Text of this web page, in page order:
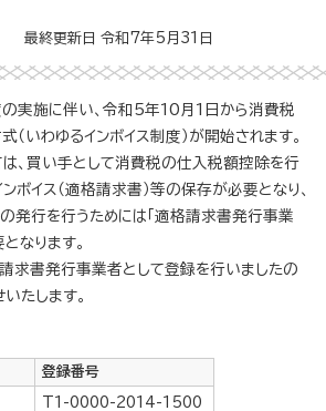
最終更新日 令和7年5月31日
実施に伴い、令和5年10月1日から消費税
いわゆるインボイス制度）が開始されます。
は、買い手として消費税の仕入税額控除を行
ボイス（適格請求書）等の保存が必要となり、
発行を行うためには「適格請求書発行事業
なります。
求書発行事業者として登録を行いましたの
たします。
登録番号
T1-0000-2014-1500